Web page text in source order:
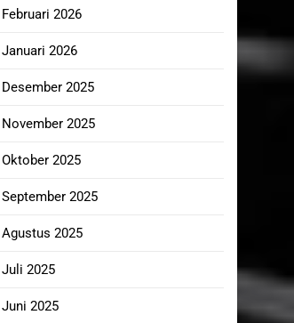
Februari 2026
Januari 2026
Desember 2025
November 2025
Oktober 2025
September 2025
Agustus 2025
Juli 2025
Juni 2025